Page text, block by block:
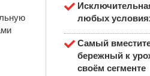
любых
Самый
бережный к
своём сегменте